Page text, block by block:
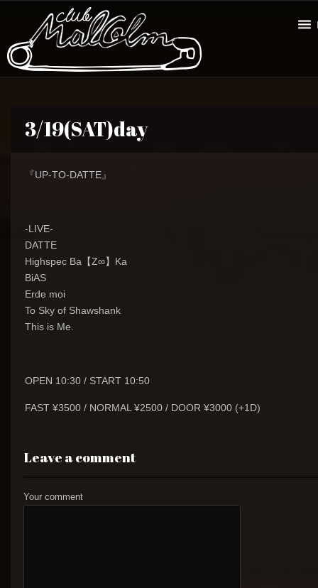
3/19(SAT)day
『UP-TO-DATTE』
-LIVE-
DATTE
Highspec Ba【Z∞】Ka
BiAS
Erde moi
To Sky of Shawshank
This is Me.
OPEN 10:30 / START 10:50
FAST ¥3500 / NORMAL ¥2500 / DOOR ¥3000 (+1D)
Leave a comment
Your comment